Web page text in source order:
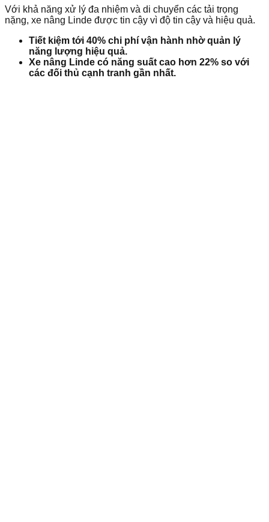
Với khả năng xử lý đa nhiệm và di chuyển các tải trọng
nặng, xe nâng Linde được tin cậy vì độ tin cậy và hiệu quả.
Tiết kiệm tới 40% chi phí vận hành nhờ quản lý
năng lượng hiệu quả.
Xe nâng Linde có năng suất cao hơn 22% so với
các đối thủ cạnh tranh gần nhất.